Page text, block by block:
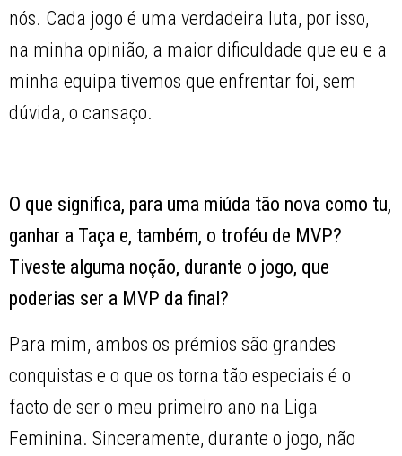
nós. Cada jogo é uma verdadeira luta, por isso,
na minha opinião, a maior dificuldade que eu e a
minha equipa tivemos que enfrentar foi, sem
dúvida, o cansaço.
O que significa, para uma miúda tão nova como tu,
ganhar a Taça e, também, o troféu de MVP?
Tiveste alguma noção, durante o jogo, que
poderias ser a MVP da final?
Para mim, ambos os prémios são grandes
conquistas e o que os torna tão especiais é o
facto de ser o meu primeiro ano na Liga
Feminina. Sinceramente, durante o jogo, não